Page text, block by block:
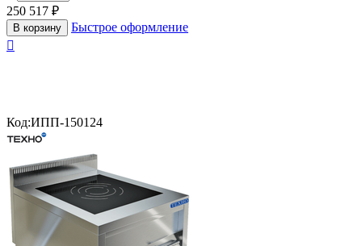
250 517 ₽
В корзину
Быстрое оформление

Код:ИПП-150124